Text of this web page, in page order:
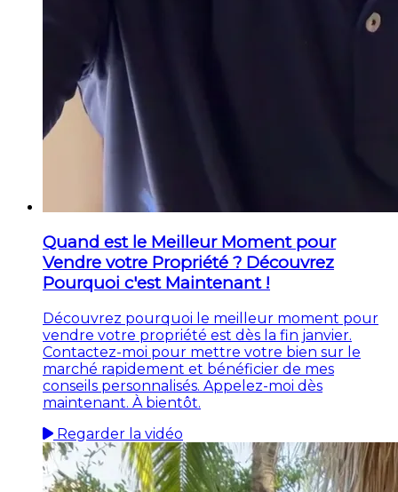
Quand est le Meilleur Moment pour
Vendre votre Propriété ? Découvrez
Pourquoi c'est Maintenant !
Découvrez pourquoi le meilleur moment pour
vendre votre propriété est dès la fin janvier.
Contactez-moi pour mettre votre bien sur le
marché rapidement et bénéficier de mes
conseils personnalisés. Appelez-moi dès
maintenant. À bientôt.
Regarder la vidéo